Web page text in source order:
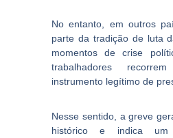
No entanto, em outros
parte da tradição de luta
momentos de crise
trabalhadores
instrumento legítimo de
Nesse sentido, a greve
histórico e indica um